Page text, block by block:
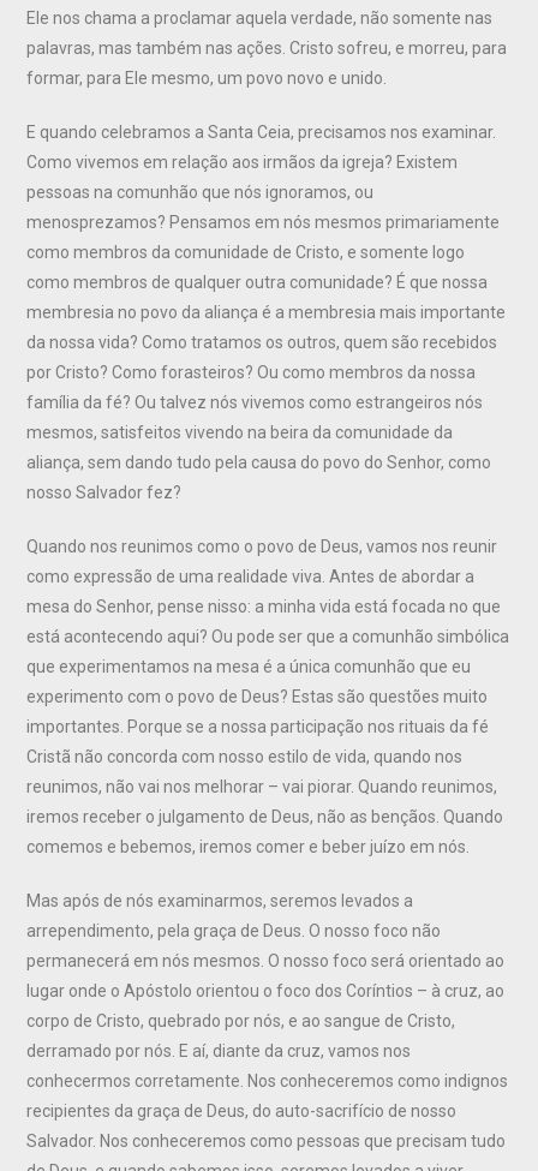
Ele nos chama a proclamar aquela verdade, não somente nas
palavras, mas também nas ações. Cristo sofreu, e morreu, para
formar, para Ele mesmo, um povo novo e unido.
E quando celebramos a Santa Ceia, precisamos nos examinar.
Como vivemos em relação aos irmãos da igreja? Existem
pessoas na comunhão que nós ignoramos, ou
menosprezamos? Pensamos em nós mesmos primariamente
como membros da comunidade de Cristo, e somente logo
como membros de qualquer outra comunidade? É que nossa
membresia no povo da aliança é a membresia mais importante
da nossa vida? Como tratamos os outros, quem são recebidos
por Cristo? Como forasteiros? Ou como membros da nossa
família da fé? Ou talvez nós vivemos como estrangeiros nós
mesmos, satisfeitos vivendo na beira da comunidade da
aliança, sem dando tudo pela causa do povo do Senhor, como
nosso Salvador fez?
Quando nos reunimos como o povo de Deus, vamos nos reunir
como expressão de uma realidade viva. Antes de abordar a
mesa do Senhor, pense nisso: a minha vida está focada no que
está acontecendo aqui? Ou pode ser que a comunhão simbólica
que experimentamos na mesa é a única comunhão que eu
experimento com o povo de Deus? Estas são questões muito
importantes. Porque se a nossa participação nos rituais da fé
Cristã não concorda com nosso estilo de vida, quando nos
reunimos, não vai nos melhorar – vai piorar. Quando reunimos,
iremos receber o julgamento de Deus, não as bençãos. Quando
comemos e bebemos, iremos comer e beber juízo em nós.
Mas após de nós examinarmos, seremos levados a
arrependimento, pela graça de Deus. O nosso foco não
permanecerá em nós mesmos. O nosso foco será orientado ao
lugar onde o Apóstolo orientou o foco dos Coríntios – à cruz, ao
corpo de Cristo, quebrado por nós, e ao sangue de Cristo,
derramado por nós. E aí, diante da cruz, vamos nos
conhecermos corretamente. Nos conheceremos como indignos
recipientes da graça de Deus, do auto-sacrifício de nosso
Salvador. Nos conheceremos como pessoas que precisam tudo